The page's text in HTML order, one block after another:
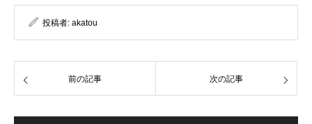
投稿者: akatou
前の記事 次の記事